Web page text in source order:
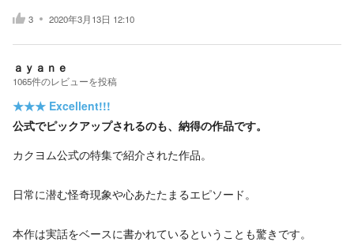
3 2020年3月13日 12:10
ａｙａｎｅ
1065件のレビューを投稿
★★★ Excellent!!!
公式でピックアップされるのも、納得の作品です。
カクヨム公式の特集で紹介された作品。
日常に潜む怪奇現象や心あたたまるエピソード。
本作は実話をベースに書かれているということも驚きです。